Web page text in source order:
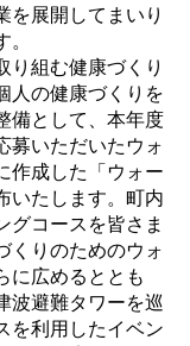
を展開してまいり
り組む健康づくり
人の健康づくりを
備として、本年度
募いただいたウォ
作成した「ウォー
いたします。町内
グコースを皆さま
くりのためのウォ
に広めるととも
波避難タワーを巡
を利用したイベン